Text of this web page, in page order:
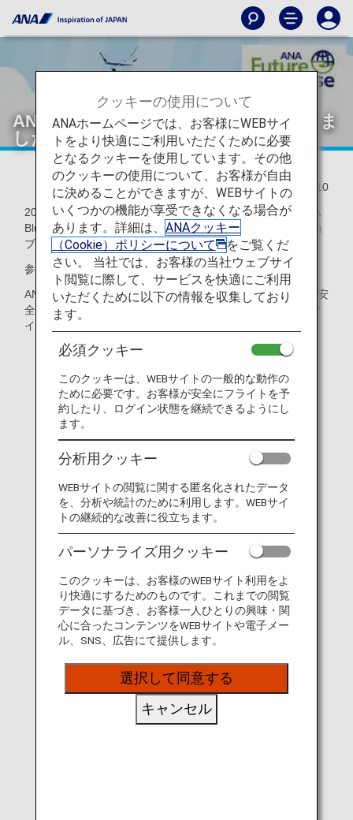
ANAオンラインジョブツアーを開催しま
した！
2024/04/10
2024年2月、ANAグループ総合トレーニングセンター「ANA
Blue Base」と沖縄県の2つの小学校を繋いでオンラインジョ
ブツアーを開催しました。
参加者は小学3～6年生の6クラスの約100名。
ANAグループにはさまざまな仕事があること、飛行機1機を安
全に運航させるために多くの人が携わっていること等を、ク
イズやデモンストレーションを交えながら紹介しました。
オンラインジョブツアーの様子（1）
クッキーの使用について
ANAホームページでは、お客様にWEBサイ
トをより快適にご利用いただくために必要
となるクッキーを使用しています。その他
のクッキーの使用について、お客様が自由
に決めることができますが、WEBサイトの
いくつかの機能が享受できなくなる場合が
あります。詳細は、 ANAクッキー
（Cookie）ポリシーについて
をご覧くだ
さい。 当社では、お客様の当社ウェブサイ
ト閲覧に際して、サービスを快適にご利用
いただくために以下の情報を収集しており
ます。
必須クッキー
このクッキーは、WEBサイトの一般的な動作の
ために必要です。お客様が安全にフライトを予
約したり、ログイン状態を継続できるようにし
ます。
分析用クッキー
WEBサイトの閲覧に関する匿名化されたデータ
を、分析や統計のために利用します。WEBサイ
トの継続的な改善に役立ちます。
パーソナライズ用クッキー
このクッキーは、お客様のWEBサイト利用をよ
り快適にするためのものです。これまでの閲覧
データに基づき、お客様一人ひとりの興味・関
心に合ったコンテンツをWEBサイトや電子メー
ル、SNS、広告にて提供します。
選択して同意する
キャンセル